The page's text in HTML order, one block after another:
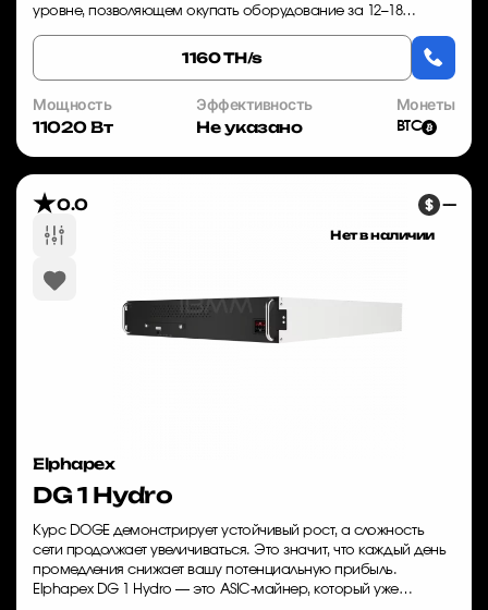
уровне, позволяющем окупать оборудование за 12–18
1160 TH/s
Мощность
11020 Вт
Эффективность
Не указано
Монеты
BTC
Elphapex
DG 1 Hydro
—
Курс DOGE демонстрирует устойчивый рост, а сложность
сети продолжает увеличиваться. Это значит, что каждый день
промедления снижает вашу потенциальную прибыль.
Elphapex DG 1 Hydro — это ASIC-майнер, который уже
Нет в наличии
0.0